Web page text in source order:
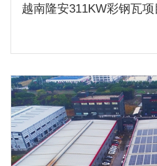
越南隆安311KW彩钢瓦